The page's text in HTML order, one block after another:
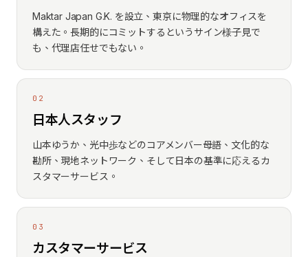
Maktar Japan G.K. を設立、東京に物理的なオフィスを
構えた。長期的にコミットするというサイン――様子見で
も、代理店任せでもない。
02
日本人スタッフ
山本ゆうか、光中歩などのコアメンバー――母語、文化的な
勘所、現地ネットワーク、そして日本の基準に応えるカ
スタマーサービス。
03
カスタマーサービス